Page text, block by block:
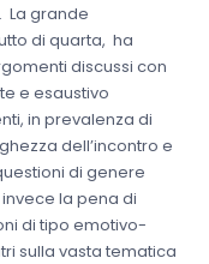
La grande
di quarta, ha
discussi con
e esaustivo
in prevalenza di
dell’incontro e
di genere
la pena di
di tipo emotivo-
sulla vasta tematica